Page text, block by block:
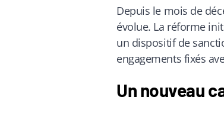
Depuis le mois de
évolue. La réforme
un dispositif de
engagements fixés
Un nouveau